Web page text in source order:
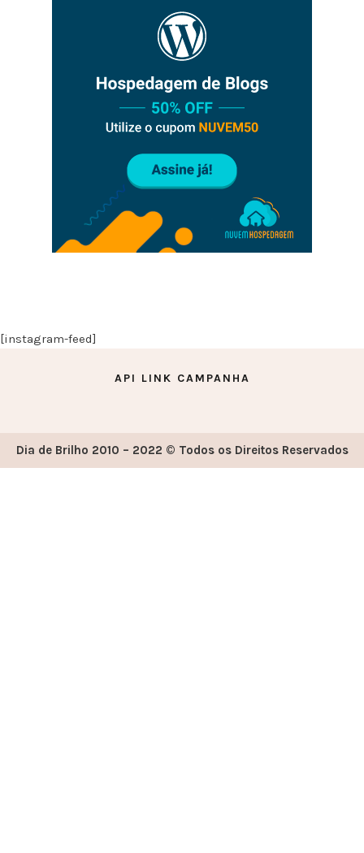
[instagram-feed]
API LINK CAMPANHA
Dia de Brilho 2010 – 2022 © Todos os Direitos Reservados